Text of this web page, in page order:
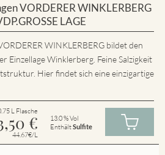
VORDERER WINKLERBERG
LAGE
WINKLERBERG bildet den
Einzellage Winklerberg. Feine Salzigkeit
Hier findet sich eine einzigartige
L Flasche
€
44.67€/L
13.0 % Vol
EnthältSulfite